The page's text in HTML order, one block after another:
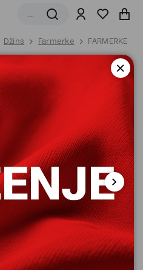
Džins Farmerke FARMERKE